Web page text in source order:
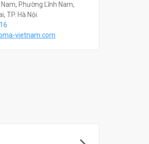
Phường Lĩnh Nam,
TP. Hà Nội.
vietnam.com